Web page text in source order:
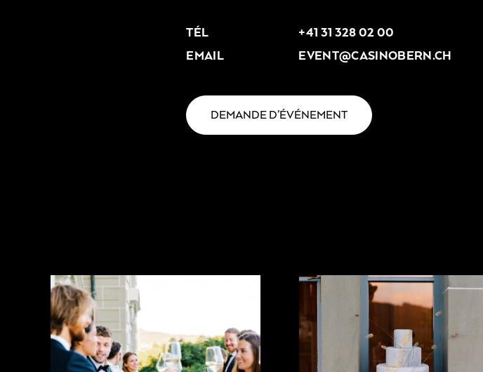
TÉL
+41 31 328 02 00
EMAIL
EVENT@CASINOBERN.CH
DEMANDE D’ÉVÉNEMENT